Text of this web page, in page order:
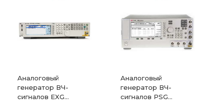
Аналоговый
генератор ВЧ-
сигналов EXG
Аналоговый
генератор ВЧ-
сигналов PSG